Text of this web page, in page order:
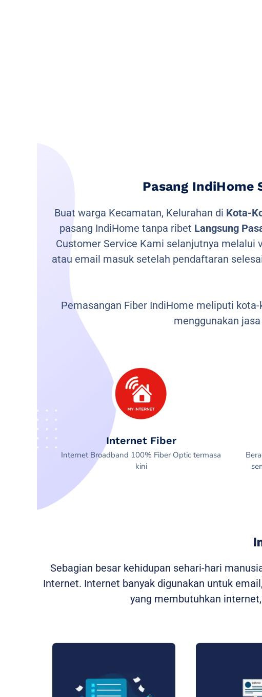
Pasang IndiHome
Buat warga Kecamatan, Kelurahan di Kota-
pasang IndiHome tanpa ribet Langsung
Customer Service Kami selanjutnya melalui
atau email masuk setelah pendaftaran
Pemasangan Fiber IndiHome meliputi
menggunakan
Internet Fiber
Internet Broadband 100% Fiber Optic termasa
kini
Sebagian besar kehidupan sehari-hari
Internet. Internet banyak digunakan untuk
yang membutuhkan